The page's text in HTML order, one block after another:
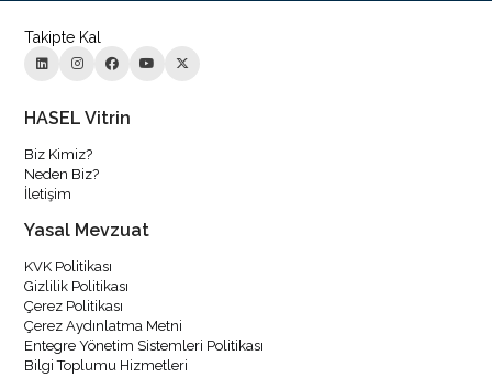
Takipte Kal
HASEL Vitrin
Biz Kimiz?
Neden Biz?
İletişim
Yasal Mevzuat
KVK Politikası
Gizlilik Politikası
Çerez Politikası
Çerez Aydınlatma Metni
Entegre Yönetim Sistemleri Politikası
Bilgi Toplumu Hizmetleri